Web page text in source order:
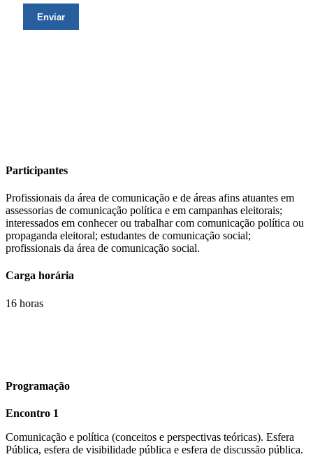
Participantes
Profissionais da área de comunicação e de áreas afins atuantes em
assessorias de comunicação política e em campanhas eleitorais;
interessados em conhecer ou trabalhar com comunicação política ou
propaganda eleitoral; estudantes de comunicação social;
profissionais da área de comunicação social.
Carga horária
16 horas
Programação
Encontro 1
Comunicação e política (conceitos e perspectivas teóricas). Esfera
Pública, esfera de visibilidade pública e esfera de discussão pública.